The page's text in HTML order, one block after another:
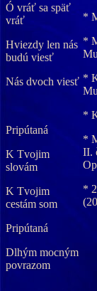
Ó vráť sa späť
vráť
Hviezdy len nás
budú viesť
Nás dvoch viesť
Pripútaná
K Tvojim
slovám
K Tvojim
cestám som
Pripútaná
Dlhým mocným
povrazom
*
*
*
*
*
II.
*